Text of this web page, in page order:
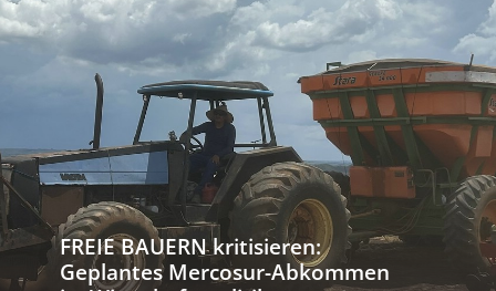
FREIE BAUERN kritisieren:
Geplantes Mercosur-Abkommen